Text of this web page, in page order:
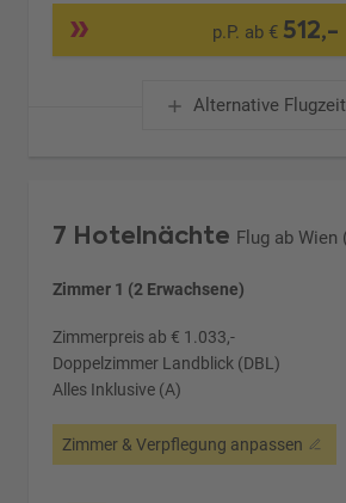
p.P. ab € 512,-
Alternative
7 Hotelnächte Flug ab Wien
Zimmer 1 (2 Erwachsene)
Zimmerpreis ab € 1.033,-
Doppelzimmer Landblick (DBL)
Alles Inklusive (A)
Zimmer & Verpflegung anpassen